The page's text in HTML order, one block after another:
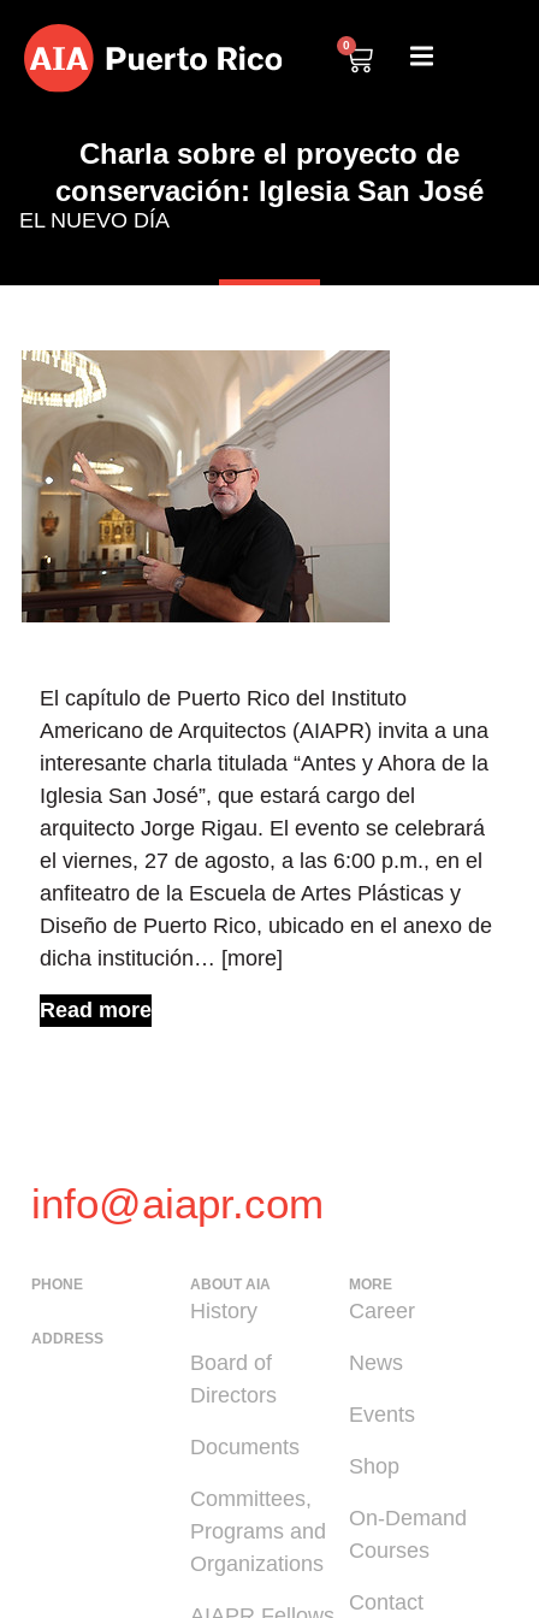
0
Charla sobre el proyecto de
conservación: Iglesia San José
EL NUEVO DÍA
El capítulo de Puerto Rico del Instituto
Americano de Arquitectos (AIAPR) invita a una
interesante charla titulada “Antes y Ahora de la
Iglesia San José”, que estará cargo del
arquitecto Jorge Rigau. El evento se celebrará
el viernes, 27 de agosto, a las 6:00 p.m., en el
anfiteatro de la Escuela de Artes Plásticas y
Diseño de Puerto Rico, ubicado en el anexo de
dicha institución… [more]
Read more
info@aiapr.com
PHONE
ADDRESS
ABOUT AIA
History
Board of
Directors
Documents
Committees,
Programs and
Organizations
MORE
Career
News
Events
Shop
On-Demand
Courses
Contact